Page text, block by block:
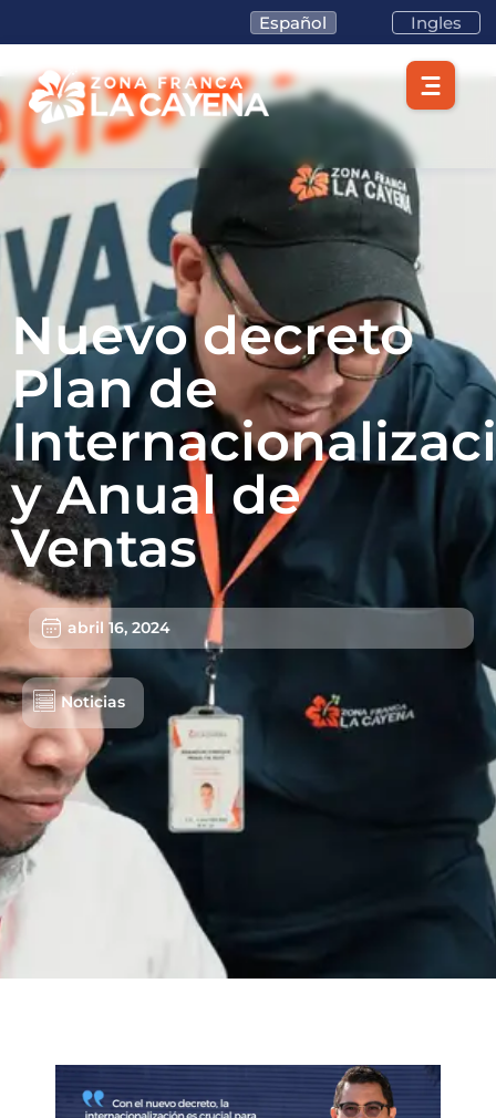
Español Ingles
Lotes/Bodegas
Beneficios
Usuarios
Sostenibilidad
Nosotros
Trabaja con nosotros
Nuevo decreto
Plan de
y Anual de
Ventas
abril 16, 2024
Noticias